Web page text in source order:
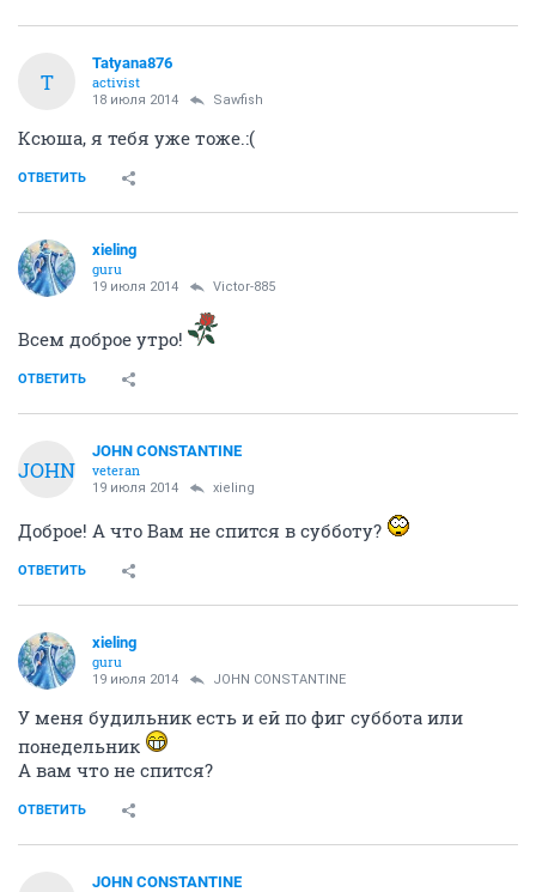
T
Tatyana876
activist
18 июля 2014 Sawfish
Ксюша, я тебя уже тоже.:(
ОТВЕТИТЬ
xieling
guru
19 июля 2014 Victor-885
Всем доброе утро!
ОТВЕТИТЬ
JOHN
JOHN CONSTANTINE
veteran
19 июля 2014 xieling
Доброе! А что Вам не спится в субботу?
ОТВЕТИТЬ
xieling
guru
19 июля 2014 JOHN CONSTANTINE
У меня будильник есть и ей по фиг суббота или
понедельник
А вам что не спится?
ОТВЕТИТЬ
JOHN CONSTANTINE